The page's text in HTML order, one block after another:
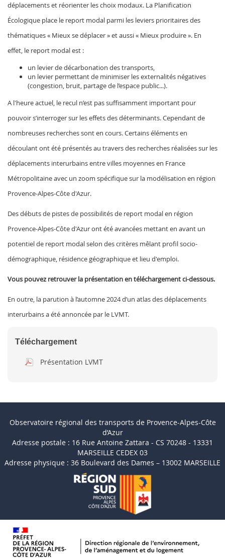
déplacements et réorienter les choix modaux. La Planification
Écologique place le report modal parmi les leviers prioritaires des
thématiques « Mieux se déplacer » et aussi « Mieux produire ». En
effet, le report modal est :
un levier de décarbonation des transports,
un levier permettant de minimiser les externalités négatives
(congestion, bruit, partage de l’espace public...).
A l'heure actuel, le recul n’est pas suffisamment important pour
pouvoir s’interroger sur les effets des déterminants. Cependant de
nombreuses recherches sont en cours. Certains éléments en
découlant ont été présentés au travers des recherches réalisées sur les
déplacements interurbains entre villes moyennes en France
Métropolitaine avec un zoom spécifique sur la modélisation en région
Provence-Alpes-Côte d'Azur.
Des débuts de pistes de possibilités de report modal en région
Provence-Alpes-Côte d'Azur ont été avancées mettant en avant un
potentiel de report modal selon des critères mêlant profil socio-
démographique, résidence géographique et lieu d'emploi.
Vous pouvez retrouver la présentation en téléchargement ci-dessous.
En outre, la parution à l’automne 2024 d’un atlas des déplacements
interurbains a été annoncée par le LVMT.
Téléchargement
Présentation LVMT
Observatoire régional des transports de Provence-Alpes-Côte
d’Azur
Adresse postale : 16 Rue Antoine Zattara - CS 70248 - 13331
MARSEILLE CEDEX 03
Adresse physique : 36 Boulevard des Dames – 13002 MARSEILLE